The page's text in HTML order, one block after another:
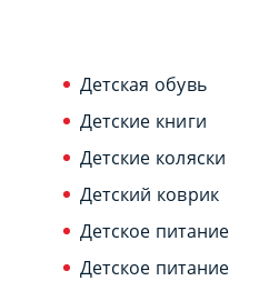
Детская обувь
Детские книги
Детские коляски
Детский коврик
Детское питание
Детское питание